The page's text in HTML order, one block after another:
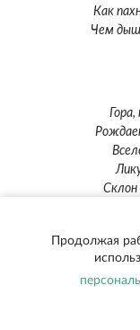
Как
Чем
Склон
Когда
Продолжая